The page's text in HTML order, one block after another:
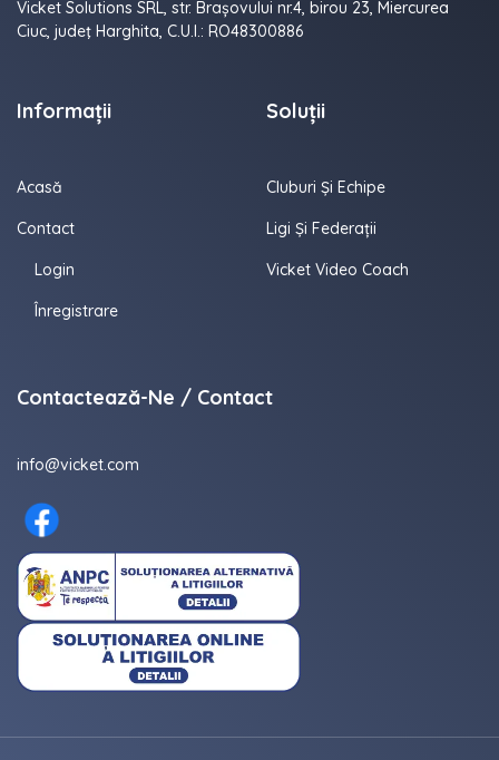
Vicket Solutions SRL, str. Brașovului nr.4, birou 23, Miercurea
Ciuc, judeţ Harghita, C.U.I.: RO48300886
Informații
Acasă
Contact
Login
Înregistrare
Soluții
Cluburi Și Echipe
Ligi Și Federații
Vicket Video Coach
Contactează-Ne / Contact
info@vicket.com